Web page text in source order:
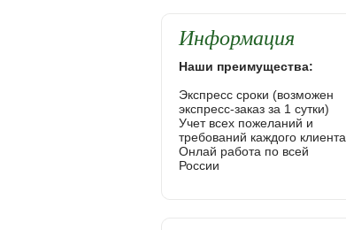
Информация
Наши преимущества:
Экспресс сроки (возможен
экспресс-заказ за 1 сутки)
Учет всех пожеланий и
требований каждого клиента
Онлай работа по всей
России